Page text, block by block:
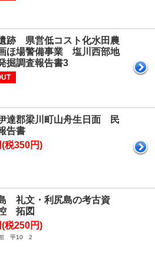
跡 県営低コスト化水田農
ほ場警備事業 塩川西部地
掘調査報告書3
達郡梁川町山舟生日面 民
告書
税350円)
礼文・利尻島の考古資
拓図
税250円)
館 平10 2